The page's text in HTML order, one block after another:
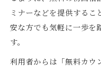
ミナーなどを提供する
安な方でも気軽に一歩を
す。
利用者からは「無料カウ